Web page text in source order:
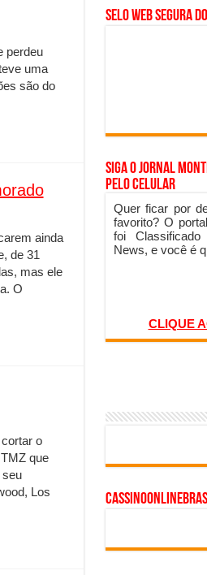
perdeu
uma
são do
ainda
de 31
mas ele
O
o
que
Los
SELO WEB SEGURA
Siga o Jornal
pelo Celular
Quer ficar por
favorito? O
foi
News, e você é
CLIQUE